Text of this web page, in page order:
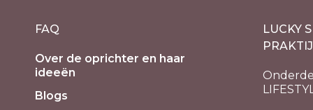
FAQ
Over de oprichter en haar
ideeën
Blogs
LUCKY